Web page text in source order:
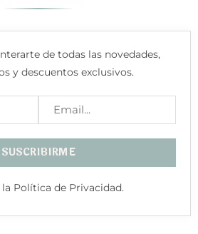
de todas las novedades,
y descuentos exclusivos.
Política de Privacidad.